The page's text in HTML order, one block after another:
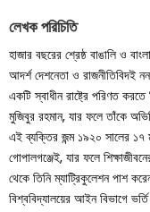
লেখক পরিচিতি
হাজার বছরের শ্রেষ্ঠ বাঙালি ও
আদর্শ দেশনেতা ও রাজনীতিবিদই
একটি স্বাধীন রাষ্ট্রে পরিণত
মুজিবুর রহমান, যার ফলে তাঁকে
এই ব্যক্তির জন্ম ১৯২০ সালের ১৭
গোপালগঞ্জেই, যার ফলে
থেকে তিনি ম্যাট্রিকুলেশন পাশ
বিশ্ববিদ্যালয়ের আইন বিভাগে